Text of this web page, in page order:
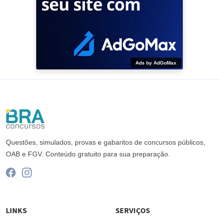
Ads by AdGoMax
Questões, simulados, provas e gabaritos de concursos públicos,
OAB e FGV. Conteúdo gratuito para sua preparação.
LINKS SERVIÇOS